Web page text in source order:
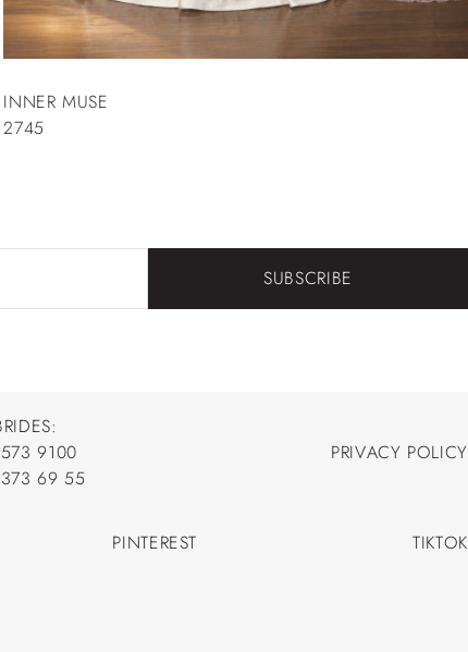
INNER MUSE
2745
SUBSCRIBE
9100
9100
69 55
PRIVACY POLICY
PINTEREST
TIKTOK